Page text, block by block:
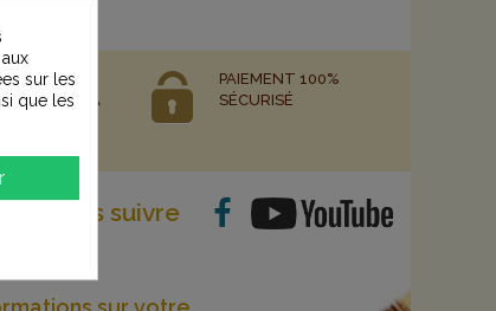
EN 3 FOIS
AVEC ALMA
PAIEMENT 100%
SÉCURISÉ
Nous suivre
sur les
que les